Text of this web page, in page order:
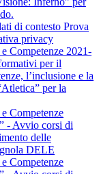
di contesto Prova
privacy
Competenze 2021-
per il
l’inclusione e la
per la
Competenze
- Avvio corsi di
delle
DELE
Competenze